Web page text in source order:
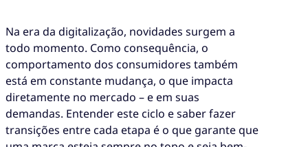
Na era da digitalização, novidades surgem a
todo momento. Como consequência, o
comportamento dos consumidores também
está em constante mudança, o que impacta
diretamente no mercado – e em suas
demandas. Entender este ciclo e saber fazer
transições entre cada etapa é o que garante que